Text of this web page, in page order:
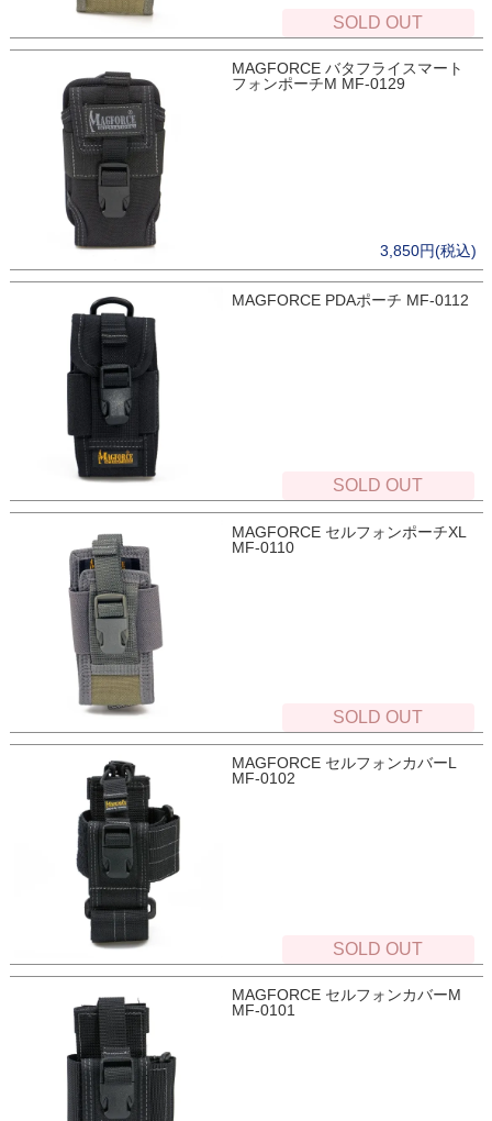
SOLD OUT
MAGFORCE バタフライスマート
フォンポーチM MF-0129
3,850円(税込)
MAGFORCE PDAポーチ MF-0112
SOLD OUT
MAGFORCE セルフォンポーチXL
MF-0110
SOLD OUT
MAGFORCE セルフォンカバーL
MF-0102
SOLD OUT
MAGFORCE セルフォンカバーM
MF-0101